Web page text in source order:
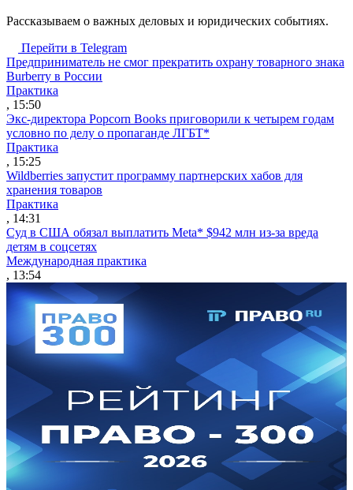
Рассказываем о важных деловых и юридических событиях.
Перейти в Telegram
Предприниматель не смог прекратить охрану товарного знака
Burberry в России
Практика
, 15:50
Экс-директора Popcorn Books приговорили к четырем годам
условно по делу о пропаганде ЛГБТ*
Практика
, 15:25
Wildberries запустит программу партнерских хабов для
хранения товаров
Практика
, 14:31
Суд в США обязал выплатить Meta* $942 млн из-за вреда
детям в соцсетях
Международная практика
, 13:54